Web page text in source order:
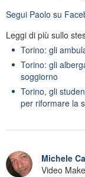
Segui Paolo su
Leggi di più sullo
Torino: gli
Torino: gli
soggiorno
Torino, gli
per riformare la
Michele
Video